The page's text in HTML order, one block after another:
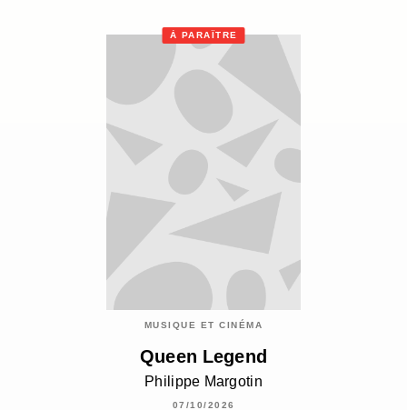
À PARAÎTRE
MUSIQUE ET CINÉMA
Queen Legend
Philippe Margotin
07/10/2026